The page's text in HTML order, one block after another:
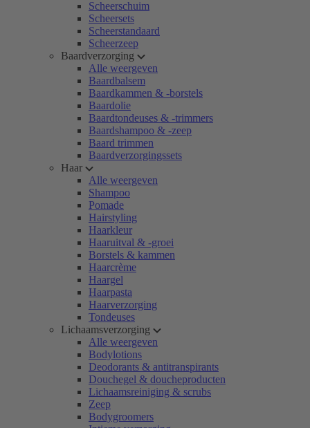
Scheerschuim
Scheersets
Scheerstandaard
Scheerzeep
Baardverzorging
Alle weergeven
Baardbalsem
Baardkammen & -borstels
Baardolie
Baardtondeuses & -trimmers
Baardshampoo & -zeep
Baard trimmen
Baardverzorgingssets
Haar
Alle weergeven
Shampoo
Pomade
Hairstyling
Haarkleur
Haaruitval & -groei
Borstels & kammen
Haarcrème
Haargel
Haarpasta
Haarverzorging
Tondeuses
Lichaamsverzorging
Alle weergeven
Bodylotions
Deodorants & antitranspirants
Douchegel & doucheproducten
Lichaamsreiniging & scrubs
Zeep
Bodygroomers